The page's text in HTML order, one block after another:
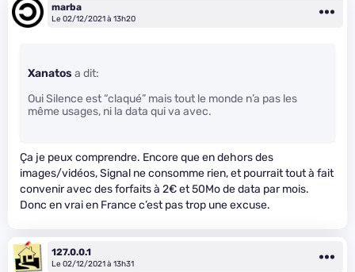
marba
Le 02/12/2021 à 13h20
Xanatos a dit:
Oui Silence est “claqué” mais tout le monde n’a pas les
même usages, ni la data qui va avec.
Ça je peux comprendre. Encore que en dehors des
images/vidéos, Signal ne consomme rien, et pourrait tout à fait
convenir avec des forfaits à 2€ et 50Mo de data par mois.
Donc en vrai en France c’est pas trop une excuse.
127.0.0.1
Le 02/12/2021 à 13h31